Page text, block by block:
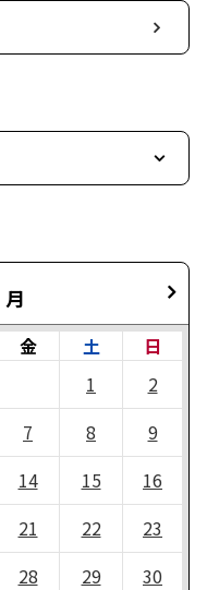
月
金 土
日
1
2
7 8
9
14 15
16
21 22
23
28 29
30